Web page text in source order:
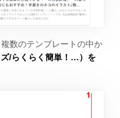
数のテンプレートの中か
/らくらく簡単！…）を